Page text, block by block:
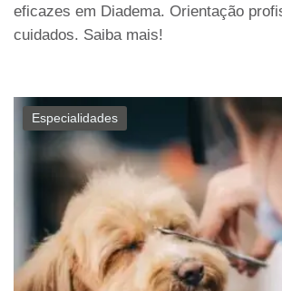
eficazes em Diadema. Orientação
cuidados. Saiba mais!
Especialidades